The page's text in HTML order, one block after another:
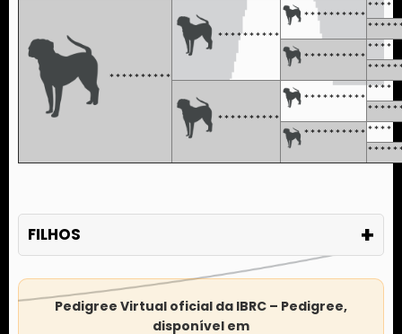
**********
**********
**********
**********
**********
**********
**********
FILHOS +
Pedigree Virtual oficial da IBRC – Pedigree,
disponível em